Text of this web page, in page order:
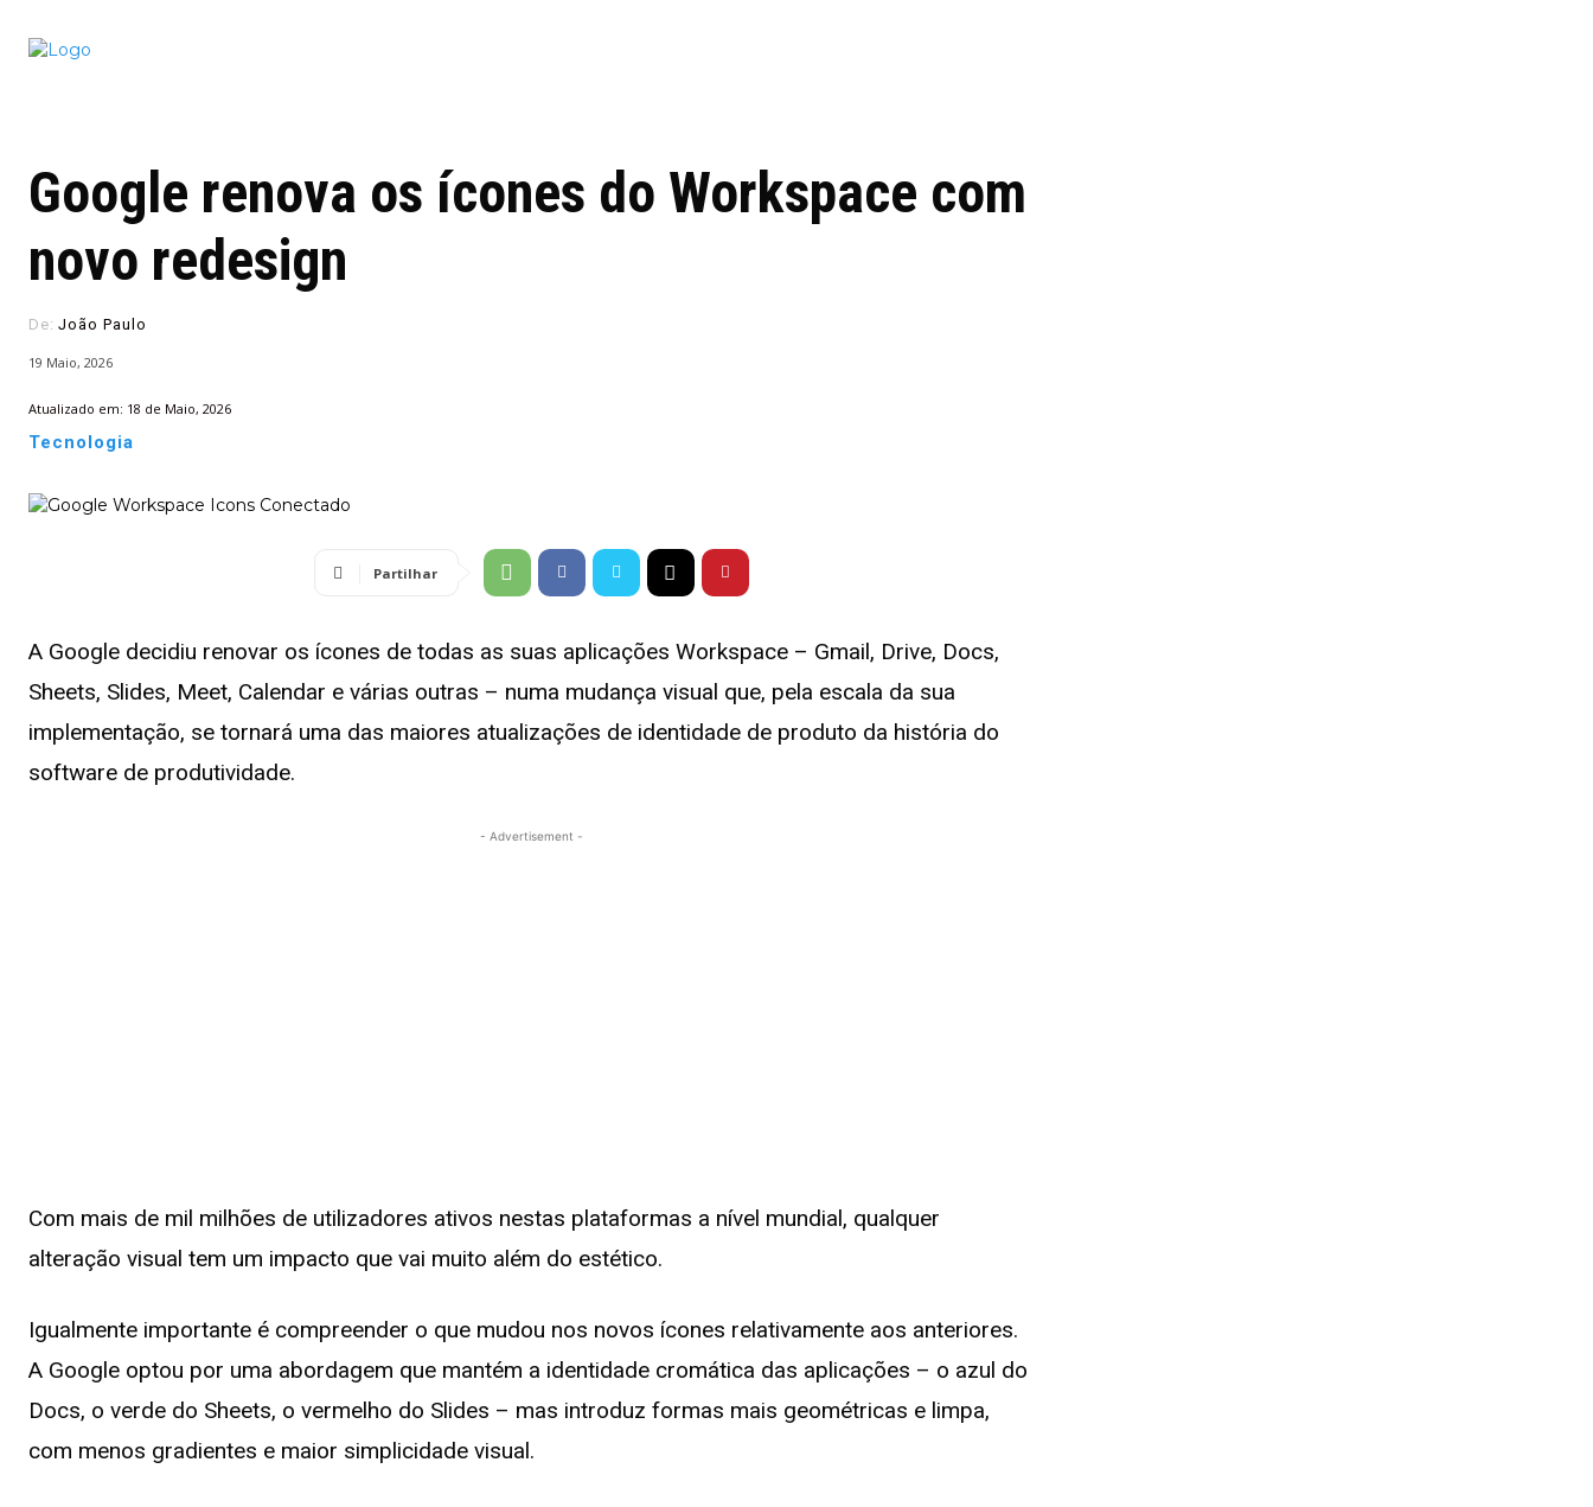
Google renova os ícones do Workspace com
novo redesign
De: João Paulo
19 Maio, 2026
Atualizado em: 18 de Maio, 2026
Tecnologia
Partilhar
A Google decidiu renovar os ícones de todas as suas aplicações Workspace – Gmail, Drive, Docs,
Sheets, Slides, Meet, Calendar e várias outras – numa mudança visual que, pela escala da sua
implementação, se tornará uma das maiores atualizações de identidade de produto da história do
software de produtividade.
- Advertisement -
Com mais de mil milhões de utilizadores ativos nestas plataformas a nível mundial, qualquer
alteração visual tem um impacto que vai muito além do estético.
Igualmente importante é compreender o que mudou nos novos ícones relativamente aos anteriores.
A Google optou por uma abordagem que mantém a identidade cromática das aplicações – o azul do
Docs, o verde do Sheets, o vermelho do Slides – mas introduz formas mais geométricas e limpa,
com menos gradientes e maior simplicidade visual.